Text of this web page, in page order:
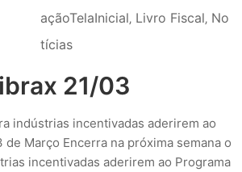
açãoTelaInicial‚ Livro Fiscal‚ No
tícias
21/03
indústrias incentivadas aderirem ao
de Março Encerra na próxima semana o
incentivadas aderirem ao Programa